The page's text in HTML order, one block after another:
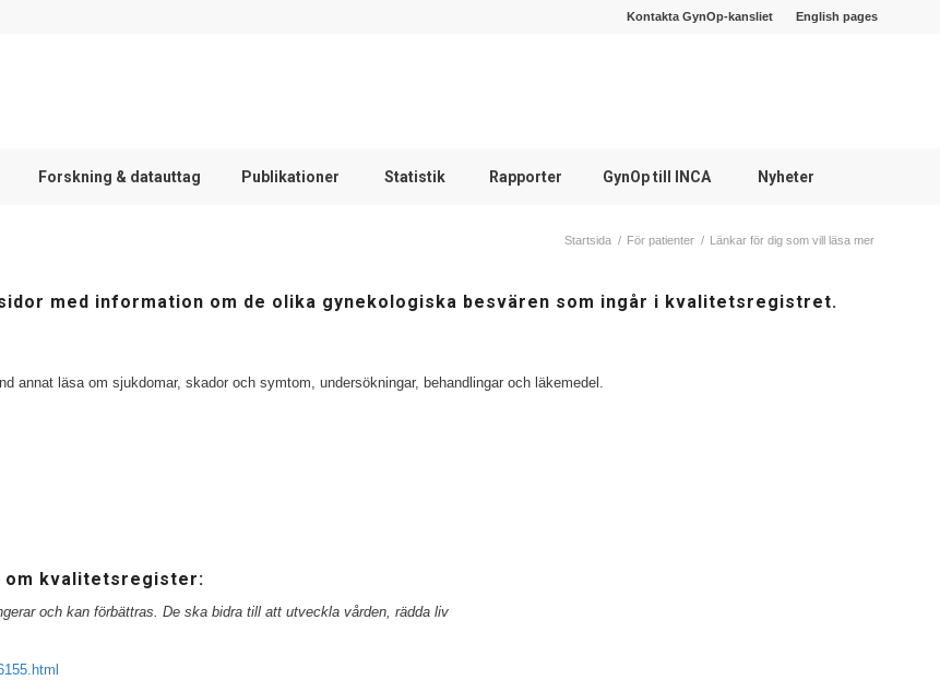
Kontakta GynOp-kansliet English pages
Forskning & datauttag Publikationer Statistik Rapporter GynOp till INCA Nyheter
Startsida / För patienter / Länkar för dig som vill läsa mer
med information om de olika gynekologiska besvären som ingår i kvalitetsregistret.
annat läsa om sjukdomar, skador och symtom, undersökningar, behandlingar och läkemedel.
om kvalitetsregister:
och kan förbättras. De ska bidra till att utveckla vården, rädda liv